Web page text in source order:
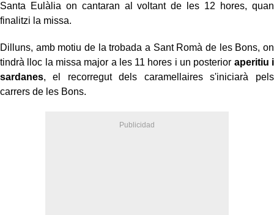
Santa Eulàlia on cantaran al voltant de les 12 hores, quan
finalitzi la missa.
Dilluns, amb motiu de la trobada a Sant Romà de les Bons, on
tindrà lloc la missa major a les 11 hores i un posterior aperitiu i
sardanes, el recorregut dels caramellaires s'iniciarà pels
carrers de les Bons.